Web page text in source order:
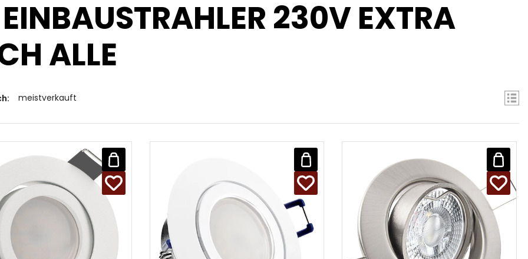
230V EXTRA
ALLE
meistverkauft